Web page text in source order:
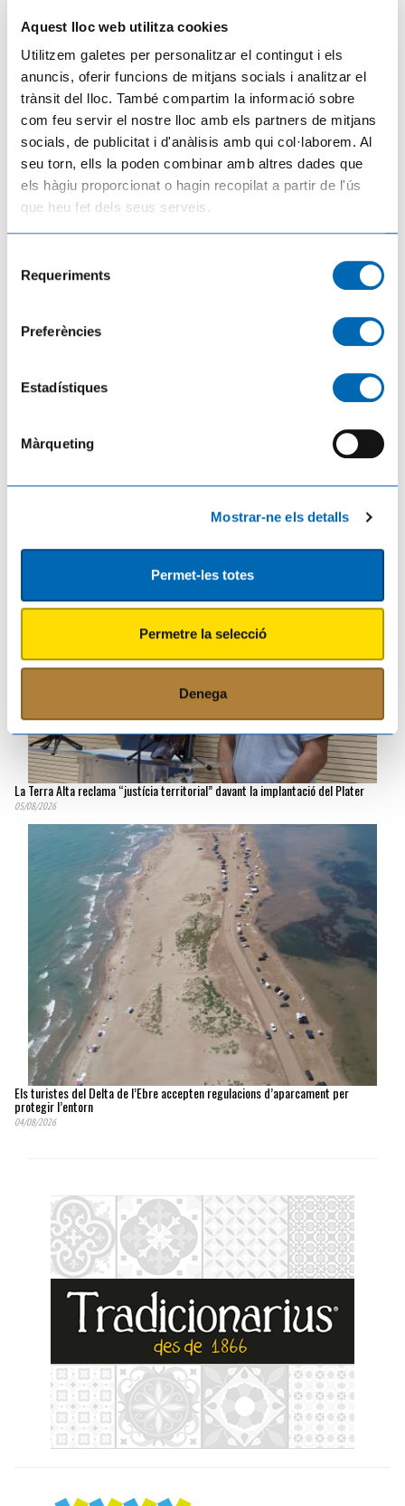
Aquest lloc web utilitza cookies
Utilitzem galetes per personalitzar el contingut i els
anuncis, oferir funcions de mitjans socials i analitzar el
trànsit del lloc. També compartim la informació sobre
com feu servir el nostre lloc amb els partners de mitjans
socials, de publicitat i d'anàlisis amb qui col·laborem. Al
seu torn, ells la poden combinar amb altres dades que
els hàgiu proporcionat o hagin recopilat a partir de l'ús
que heu fet dels seus serveis.
Requeriments
Preferències
Estadístiques
Màrqueting
Mostrar-ne els detalls
Permet-les totes
Permetre la selecció
Denega
L’eclipsi del segle arriba a Catalunya: consells per gaudir-lo amb seguretat
06/08/2026
servei de neteja viària
La Terra Alta reclama “justícia territorial” davant la implantació del Plater
05/08/2026
Els turistes del Delta de l’Ebre accepten regulacions d’aparcament per
protegir l’entorn
04/08/2026